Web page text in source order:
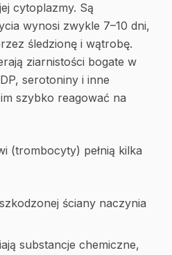
cytoplazmy. Są
wynosi zwykle 7–10 dni,
śledzionę i wątrobę.
ziarnistości bogate w
serotoniny i inne
szybko reagować na
(trombocyty) pełnią kilka
ściany naczynia
substancje chemiczne,